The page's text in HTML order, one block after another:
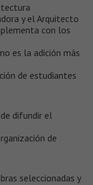
y el Arquitecto
con los
es la adición más
de estudiantes
difundir el
de
seleccionadas y